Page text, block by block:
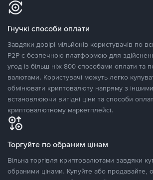
Гнучкі способи оплати
Завдяки довірі мільйонів користувачів по
P2P є безпечною платформою для
угод із більш ніж 800 способами оплати та
валютами. Користувачі можуть легко
обмінювати криптовалюту напряму з
встановлюючи вигідні ціни та способи
криптовалютному маркетплейсі.
Торгуйте по обраним цінам
Вільна торгівля криптовалютами завдяки
обраними цінами. Купуйте або продавайте,